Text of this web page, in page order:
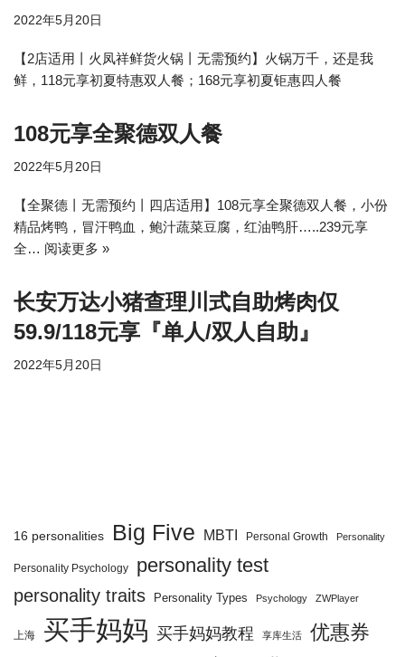
2022年5月20日
【2店适用丨火凤祥鲜货火锅丨无需预约】火锅万千，还是我
鲜，118元享初夏特惠双人餐；168元享初夏钜惠四人餐
108元享全聚德双人餐
2022年5月20日
【全聚德丨无需预约丨四店适用】108元享全聚德双人餐，小份
精品烤鸭，冒汗鸭血，鲍汁蔬菜豆腐，红油鸭肝…..239元享
全… 阅读更多 »
长安万达小猪查理川式自助烤肉仅
59.9/118元享『单人/双人自助』
2022年5月20日
16 personalities Big Five MBTI Personal Growth Personality
Personality Psychology personality test
personality traits Personality Types Psychology ZWPlayer
上海 买手妈妈 买手妈妈教程 享库生活 优惠券